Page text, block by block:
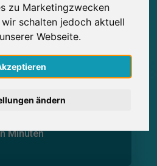
zu Marketingzwecken
schalten jedoch aktuell
Webseite.
ändern
0
erhaltene
0 erbrachte
0
Minuten
0
in Minuten
English
Español
Français
Italiano